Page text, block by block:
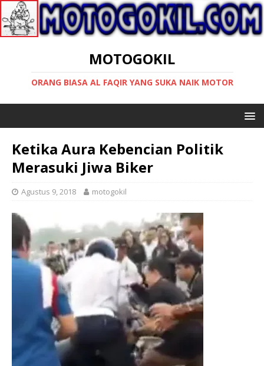
MOTOGOKIL
ORANG BIASA AL FAQIR YANG SUKA NAIK MOTOR
Ketika Aura Kebencian Politik
Merasuki Jiwa Biker
Agustus 9, 2018 motogokil